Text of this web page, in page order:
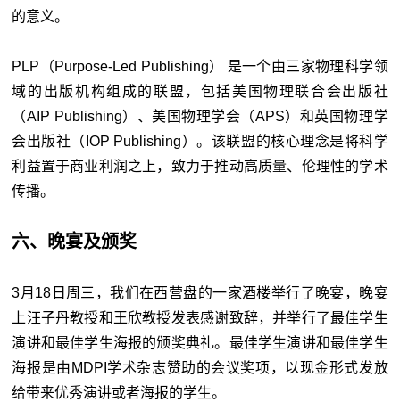
的意义。
PLP（Purpose-Led Publishing） 是一个由三家物理科学领
域的出版机构组成的联盟，包括美国物理联合会出版社
（AIP Publishing）、美国物理学会（APS）和英国物理学
会出版社（IOP Publishing）。该联盟的核心理念是将科学
利益置于商业利润之上，致力于推动高质量、伦理性的学术
传播。
六、晚宴及颁奖
3月18日周三，我们在西营盘的一家酒楼举行了晚宴，晚宴
上汪子丹教授和王欣教授发表感谢致辞，并举行了最佳学生
演讲和最佳学生海报的颁奖典礼。最佳学生演讲和最佳学生
海报是由MDPI学术杂志赞助的会议奖项，以现金形式发放
给带来优秀演讲或者海报的学生。